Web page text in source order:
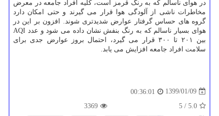
در هوای ناسالم كه به رنگ قرمز است، كلیه افراد جامعه در معرض
مخاطرات ناشی از آلودگی هوا قرار می گیرند و حتی امكان دارد
گروه های حساس گرفتار عوارض شدیدتری شوند. افزون بر این در
هوای بسیار ناسالم كه به رنگ بنفش نشان داده می شود و عدد AQI
بین ۲۰۱ تا ۳۰۰ قرار می گیرد، احتمال بروز عوارض جدی برای
سلامت افراد جامعه افزایش می یابد.
1399/01/09
00:36:01
5.0
/
5
3369